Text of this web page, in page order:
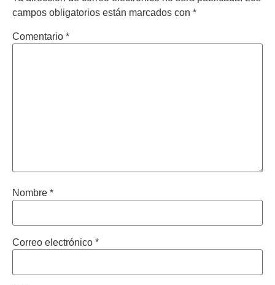
campos obligatorios están marcados con *
Comentario *
Nombre *
Correo electrónico *